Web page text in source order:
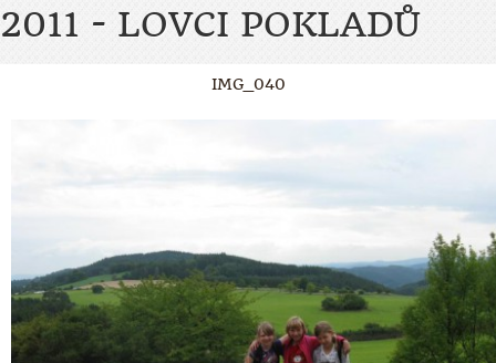
2011 - LOVCI POKLADŮ
IMG_040